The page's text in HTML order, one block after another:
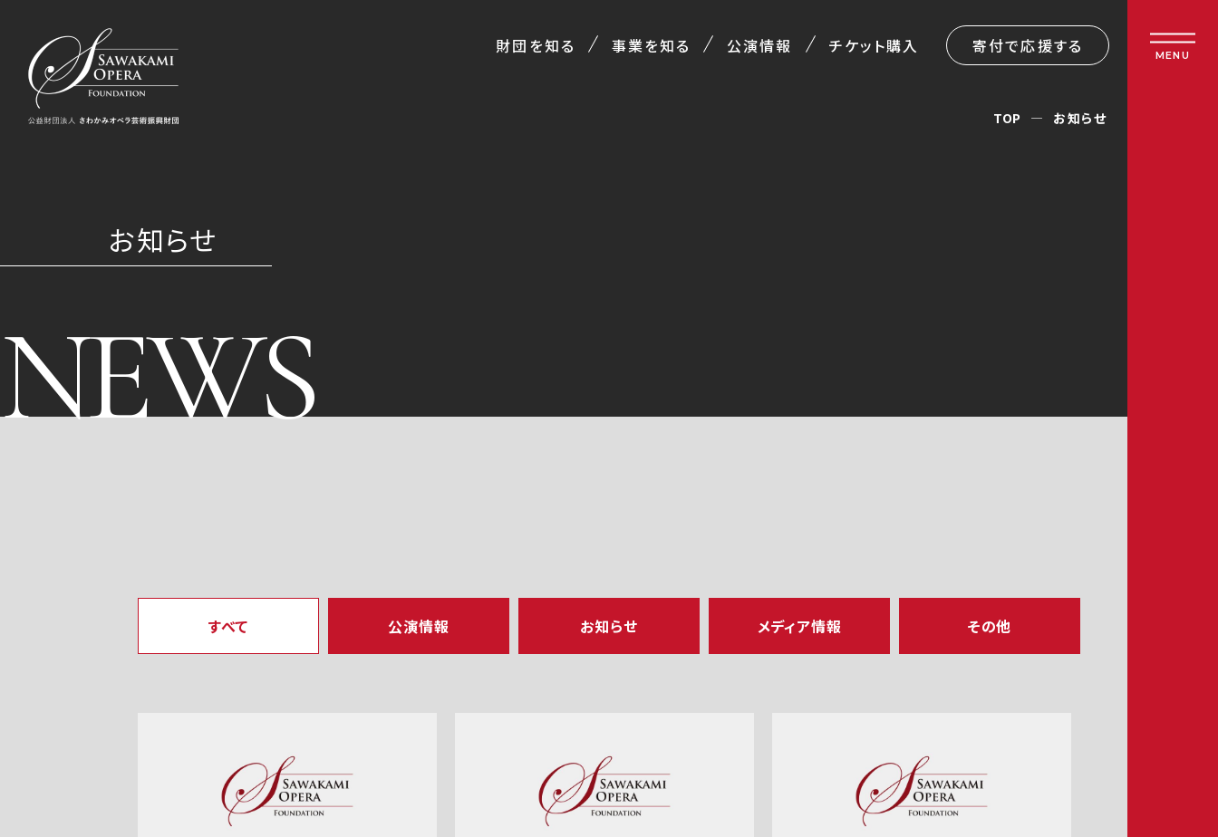
財団を知る 事業を知る 公演情報 チケット購入 寄付で応援する MENU
お知らせ
NEWS
TOP お知らせ
すべて 公演情報 お知らせ メディア情報 その他